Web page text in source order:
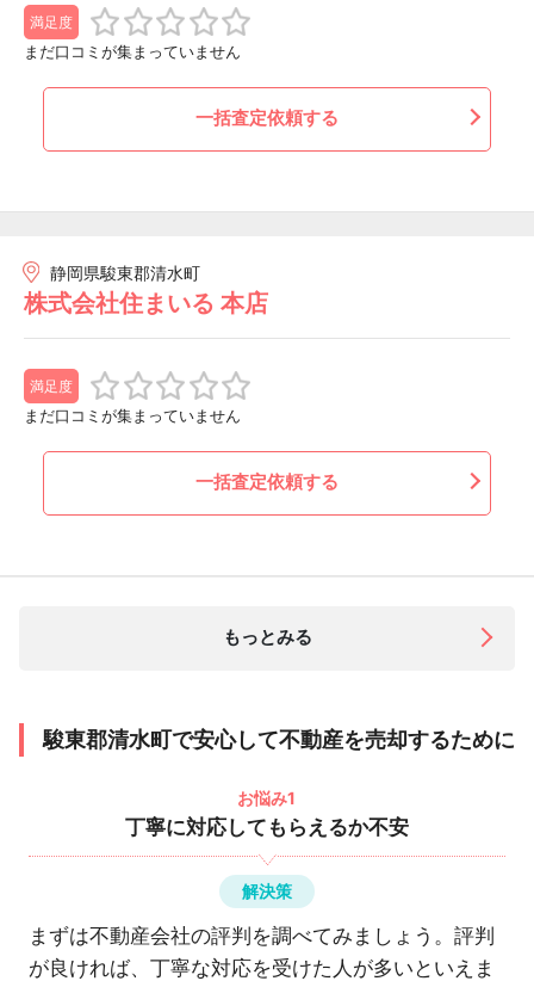
満足度
まだ口コミが集まっていません
一括査定依頼する
静岡県駿東郡清水町
株式会社住まいる 本店
満足度
まだ口コミが集まっていません
一括査定依頼する
もっとみる
駿東郡清水町で安心して不動産を売却するために
お悩み1
丁寧に対応してもらえるか不安
解決策
まずは不動産会社の評判を調べてみましょう。評判
が良ければ、丁寧な対応を受けた人が多いといえま